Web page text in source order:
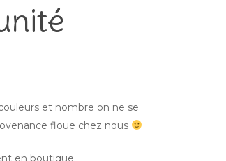
et nombre on ne se
floue chez nous
en boutique.